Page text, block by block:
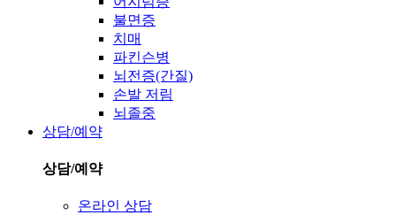
불면증
치매
파킨슨병
뇌전증(간질)
손발 저림
뇌졸중
상담/예약
상담/예약
온라인 상담